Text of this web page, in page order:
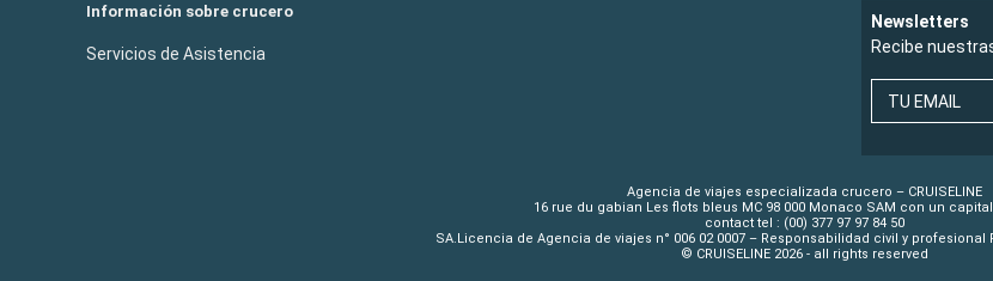
Información sobre crucero
Servicios de Asistencia
Newsletters
Recibe
TU EMAIL
Agencia de viajes especializada crucero – CRUISELINE
16 rue du gabian Les flots bleus MC 98 000 Monaco SAM con un capital
contact tel : (00) 377 97 97 84 50
SA.Licencia de Agencia de viajes n° 006 02 0007 – Responsabilidad civil y profesional
© CRUISELINE 2026 - all rights reserved